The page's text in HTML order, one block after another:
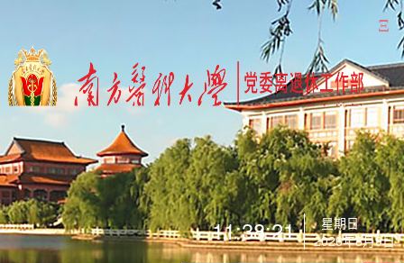
Ξ
11:38:25
星期日
2026年8月9日